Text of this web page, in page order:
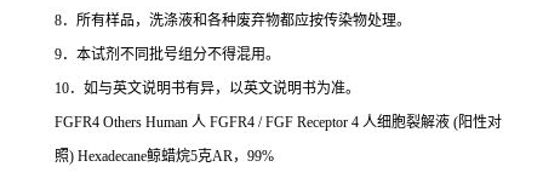
8．所有样品，洗涤液和各种废弃物都应按传染物处理。
9．本试剂不同批号组分不得混用。
10．如与英文说明书有异，以英文说明书为准。
FGFR4 Others Human 人 FGFR4 / FGF Receptor 4 人细胞裂解液 (阳性对
照) Hexadecane鲸蜡烷5克AR， 99%